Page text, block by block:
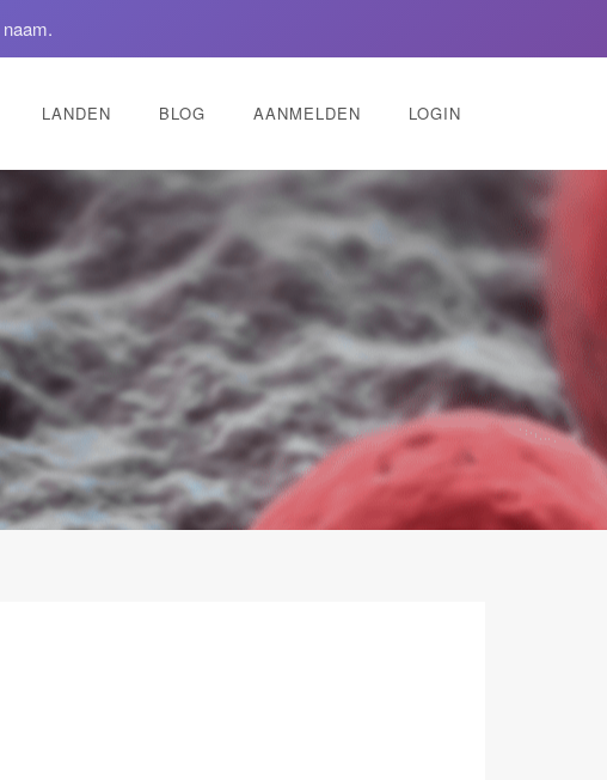
LANDEN BLOG AANMELDEN LOGIN